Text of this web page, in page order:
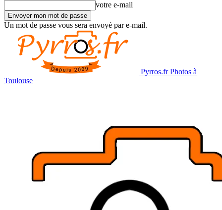
votre e-mail
Un mot de passe vous sera envoyé par e-mail.
Pyrros.fr Photos à
Toulouse